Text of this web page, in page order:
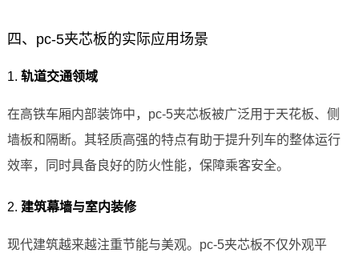
四、pc-5夹芯板的实际应用场景
1. 轨道交通领域
在高铁车厢内部装饰中，pc-5夹芯板被广泛用于天花板、侧
墙板和隔断。其轻质高强的特点有助于提升列车的整体运行
效率，同时具备良好的防火性能，保障乘客安全。
2. 建筑幕墙与室内装修
现代建筑越来越注重节能与美观。pc-5夹芯板不仅外观平